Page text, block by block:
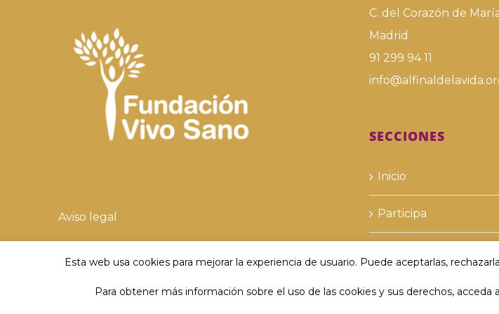
Aviso legal
Política de cookies
C. del Corazón de
Madrid
91 299 94 11
SECCIONES
Inicio
Participa
Acción comunitaria
Esta web usa cookies para mejorar la experiencia de usuario. Puede aceptarlas,
Para obtener más información sobre el uso de las cookies y sus derechos, acceda